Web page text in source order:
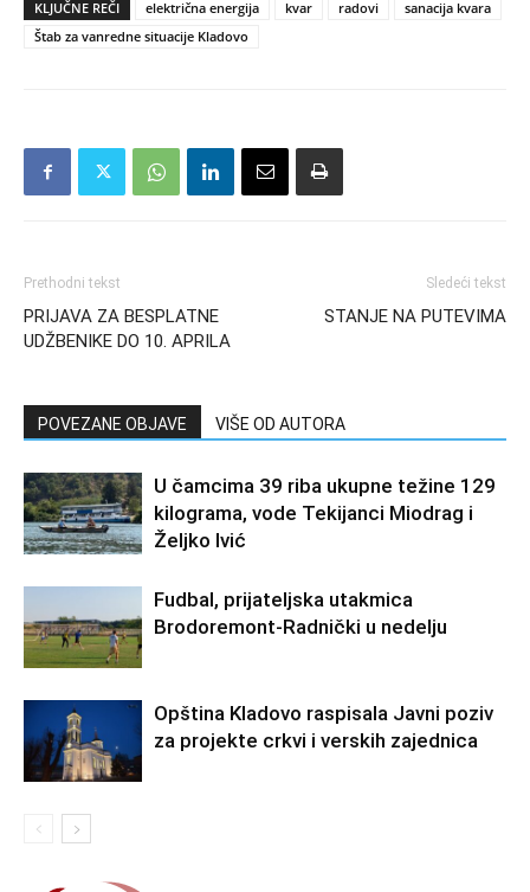
KLJUČNE REČI električna energija kvar radovi
sanacija kvara
Štab za vanredne situacije Kladovo
Prethodni tekst
PRIJAVA ZA BESPLATNE
UDŽBENIKE DO 10. APRILA
Sledeći tekst
STANJE NA PUTEVIMA
POVEZANE OBJAVE VIŠE OD AUTORA
U čamcima 39 riba ukupne težine 129
kilograma, vode Tekijanci Miodrag i
Željko Ivić
Fudbal, prijateljska utakmica
Brodoremont-Radnički u nedelju
Opština Kladovo raspisala Javni poziv
za projekte crkvi i verskih zajednica